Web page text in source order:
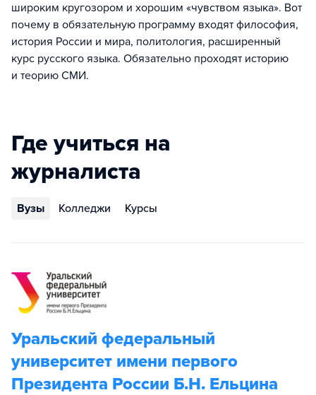
широким кругозором и хорошим «чувством языка». Вот
почему в обязательную программу входят философия,
история России и мира, политология, расширенный
курс русского языка. Обязательно проходят историю
и теорию СМИ.
Где учиться на
журналиста
Вузы Колледжи Курсы
Уральский федеральный
университет имени первого
Президента России Б.Н. Ельцина